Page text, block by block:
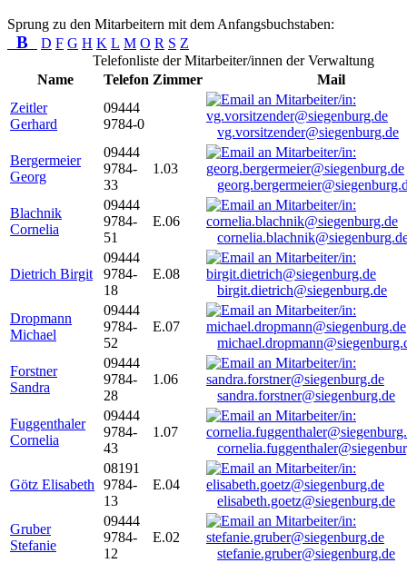
Sprung zu den Mitarbeitern mit dem Anfangsbuchstaben:
B D F G H K L M O R S Z
Telefonliste der Mitarbeiter/innen der Verwaltung
Name
Telefon Zimmer
Mail
Zeitler
Gerhard
09444
9784-0
vg.vorsitzender@siegenburg.de
Bergermeier
Georg
09444
9784-
33
1.03
Blachnik
Cornelia
09444
9784-
51
E.06
Dietrich Birgit
09444
9784-
18
E.08
birgit.dietrich@siegenburg.de
Dropmann
Michael
09444
9784-
52
E.07
Forstner
Sandra
09444
9784-
28
1.06
sandra.forstner@siegenburg.de
Fuggenthaler
Cornelia
09444
9784-
43
1.07
Götz Elisabeth
08191
9784-
13
E.04
elisabeth.goetz@siegenburg.de
Gruber
Stefanie
09444
9784-
12
E.02
stefanie.gruber@siegenburg.de